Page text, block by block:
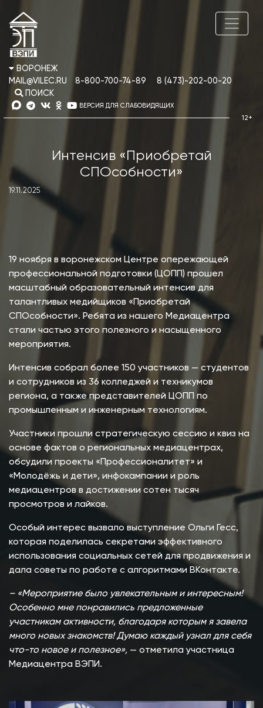
ВОРОНЕЖ
MAIL@VILEC.RU
8-800-700-74-89
8 (473)-202-00-20
ПОИСК
ВЕРСИЯ ДЛЯ СЛАБОВИДЯЩИХ
Интенсив «Приобретай
СПОсобности»
19.11.2025
19 ноября в воронежском Центре опережающей
профессиональной подготовки (ЦОПП) прошел
масштабный образовательный интенсив для
талантливых медийщиков «Приобретай
СПОсобности». Ребята из нашего Медиацентра
стали частью этого полезного и насыщенного
мероприятия.
Интенсив собрал более 150 участников — студентов
и сотрудников из 36 колледжей и техникумов
региона, а также представителей ЦОПП по
промышленным и инженерным технологиям.
Участники прошли стратегическую сессию и квиз на
основе фактов о региональных медиацентрах,
обсудили проекты «Профессионалитет» и
«Молодёжь и дети», инфокампании и роль
медиацентров в достижении сотен тысяч
просмотров и лайков.
Особый интерес вызвало выступление Ольги Гесс,
которая поделилась секретами эффективного
использования социальных сетей для продвижения и
дала советы по работе с алгоритмами ВКонтакте.
– «Мероприятие было увлекательным и интересным!
Особенно мне понравились предложенные
участникам активности, благодаря которым я завела
много новых знакомств! Думаю каждый узнал для себя
что-то новое и полезное», — отметила участница
Медиацентра ВЭПИ.